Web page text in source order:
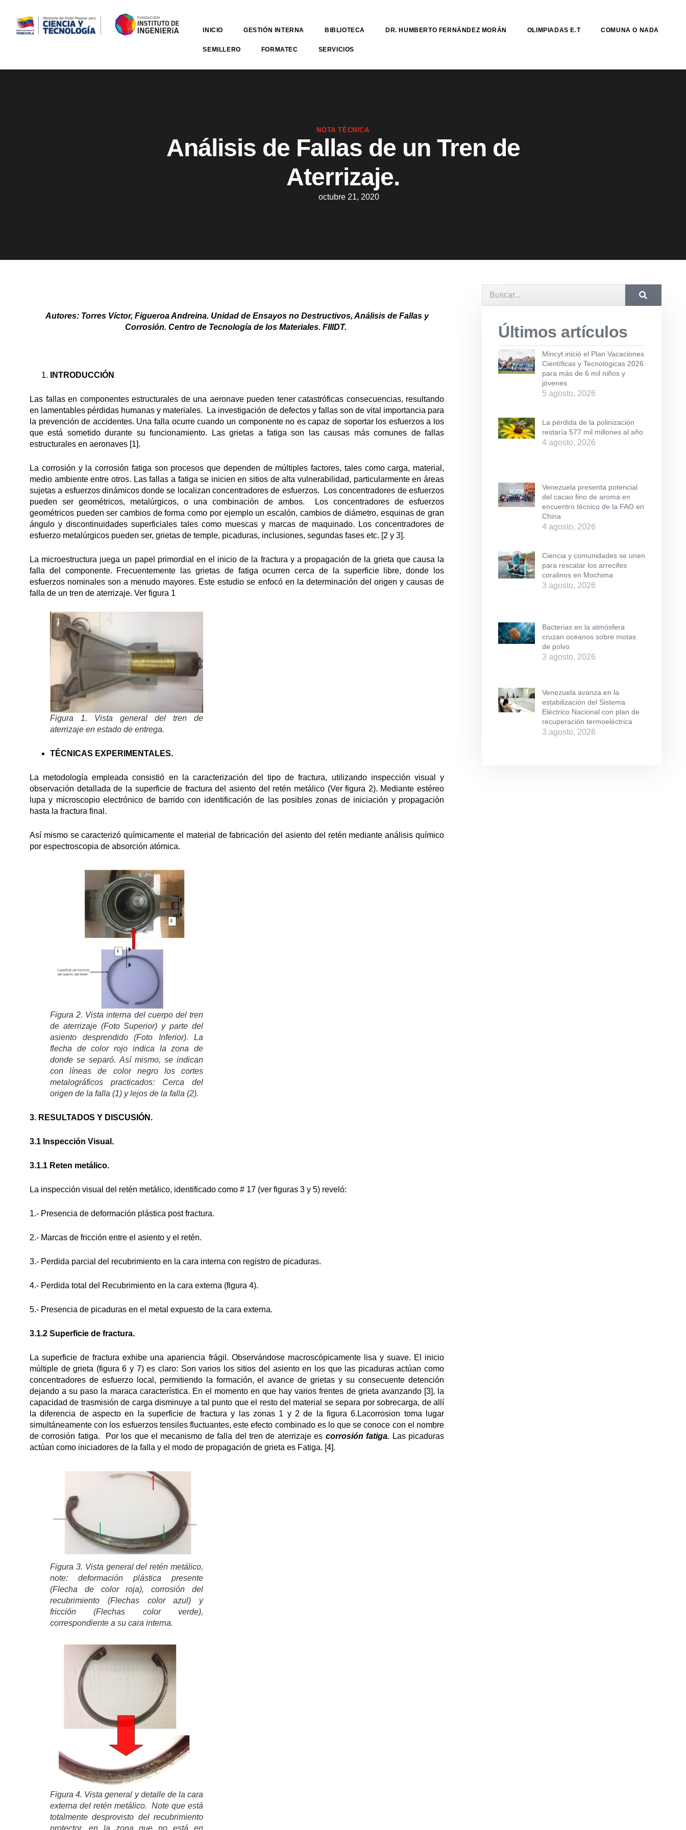
INICIO GESTIÓN INTERNA BIBLIOTECA DR. HUMBERTO FERNÁNDEZ MORÁN OLIMPIADAS E.T COMUNA O NADA
SEMILLERO FORMATEC SERVICIOS
NOTA TÉCNICA
Análisis de Fallas de un Tren de
Aterrizaje.
octubre 21, 2020
Autores: Torres Víctor, Figueroa Andreina. Unidad de Ensayos no Destructivos, Análisis de Fallas y
Corrosión. Centro de Tecnología de los Materiales. FIIIDT.
INTRODUCCIÓN
Las fallas en componentes estructurales de una aeronave pueden tener catastróficas consecuencias, resultando
en lamentables pérdidas humanas y materiales. La investigación de defectos y fallas son de vital importancia para
la prevención de accidentes. Una falla ocurre cuando un componente no es capaz de soportar los esfuerzos a los
que está sometido durante su funcionamiento. Las grietas a fatiga son las causas más comunes de fallas
estructurales en aeronaves [1].
La corrosión y la corrosión fatiga son procesos que dependen de múltiples factores, tales como carga, material,
medio ambiente entre otros. Las fallas a fatiga se inicien en sitios de alta vulnerabilidad, particularmente en áreas
sujetas a esfuerzos dinámicos donde se localizan concentradores de esfuerzos. Los concentradores de esfuerzos
pueden ser geométricos, metalúrgicos, o una combinación de ambos. Los concentradores de esfuerzos
geométricos pueden ser cambios de forma como por ejemplo un escalón, cambios de diámetro, esquinas de gran
ángulo y discontinuidades superficiales tales como muescas y marcas de maquinado. Los concentradores de
esfuerzo metalúrgicos pueden ser, grietas de temple, picaduras, inclusiones, segundas fases etc. [2 y 3].
La microestructura juega un papel primordial en el inicio de la fractura y a propagación de la grieta que causa la
falla del componente. Frecuentemente las grietas de fatiga ocurren cerca de la superficie libre, donde los
esfuerzos nominales son a menudo mayores. Este estudio se enfocó en la determinación del origen y causas de
falla de un tren de aterrizaje. Ver figura 1
Figura 1. Vista general del tren de
aterrizaje en estado de entrega.
TÉCNICAS EXPERIMENTALES.
La metodología empleada consistió en la caracterización del tipo de fractura, utilizando inspección visual y
observación detallada de la superficie de fractura del asiento del retén metálico (Ver figura 2). Mediante estéreo
lupa y microscopio electrónico de barrido con identificación de las posibles zonas de iniciación y propagación
hasta la fractura final.
Así mismo se caracterizó químicamente el material de fabricación del asiento del retén mediante análisis químico
por espectroscopia de absorción atómica.
Figura 2. Vista interna del cuerpo del tren
de aterrizaje (Foto Superior) y parte del
asiento desprendido (Foto Inferior). La
flecha de color rojo indica la zona de
donde se separó. Así mismo, se indican
con líneas de color negro los cortes
metalográficos practicados: Cerca del
origen de la falla (1) y lejos de la falla (2).
3. RESULTADOS Y DISCUSIÓN.
3.1 Inspección Visual.
3.1.1 Reten metálico.
La inspección visual del retén metálico, identificado como # 17 (ver figuras 3 y 5) reveló:
1.- Presencia de deformación plástica post fractura.
2.- Marcas de fricción entre el asiento y el retén.
3.- Perdida parcial del recubrimiento en la cara interna con registro de picaduras.
4.- Perdida total del Recubrimiento en la cara externa (figura 4).
5.- Presencia de picaduras en el metal expuesto de la cara externa.
3.1.2 Superficie de fractura.
La superficie de fractura exhibe una apariencia frágil. Observándose macroscópicamente lisa y suave. El inicio
múltiple de grieta (figura 6 y 7) es claro: Son varios los sitios del asiento en los que las picaduras actúan como
concentradores de esfuerzo local, permitiendo la formación, el avance de grietas y su consecuente detención
dejando a su paso la maraca característica. En el momento en que hay varios frentes de grieta avanzando [3], la
capacidad de trasmisión de carga disminuye a tal punto que el resto del material se separa por sobrecarga, de allí
la diferencia de aspecto en la superficie de fractura y las zonas 1 y 2 de la figura 6.Lacorrosion toma lugar
simultáneamente con los esfuerzos tensiles fluctuantes, este efecto combinado es lo que se conoce con el nombre
de corrosión fatiga. Por los que el mecanismo de falla del tren de aterrizaje es corrosión fatiga. Las picaduras
actúan como iniciadores de la falla y el modo de propagación de grieta es Fatiga. [4].
Figura 3. Vista general del retén metálico,
note: deformación plástica presente
(Flecha de color roja), corrosión del
recubrimiento (Flechas color azul) y
fricción (Flechas color verde),
correspondiente a su cara interna.
Figura 4. Vista general y detalle de la cara
externa del retén metálico. Note que está
totalmente desprovisto del recubrimiento
protector, en la zona que no está en
Últimos artículos
Mincyt inició el Plan Vacaciones
Científicas y Tecnológicas 2026
para más de 6 mil niños y
jóvenes
5 agosto, 2026
La pérdida de la polinización
restaría 577 mil millones al año
4 agosto, 2026
Venezuela presenta potencial
del cacao fino de aroma en
encuentro técnico de la FAO en
China
4 agosto, 2026
Ciencia y comunidades se unen
para rescatar los arrecifes
coralinos en Mochima
3 agosto, 2026
Bacterias en la atmósfera
cruzan océanos sobre motas
de polvo
3 agosto, 2026
Venezuela avanza en la
estabilización del Sistema
Eléctrico Nacional con plan de
recuperación termoeléctrica
3 agosto, 2026